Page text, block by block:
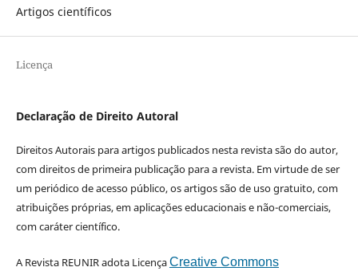
Artigos científicos
Licença
Declaração de Direito Autoral
Direitos Autorais para artigos publicados nesta revista são do autor,
com direitos de primeira publicação para a revista. Em virtude de ser
um periódico de acesso público, os artigos são de uso gratuito, com
atribuições próprias, em aplicações educacionais e não-comerciais,
com caráter científico.
A Revista REUNIR adota LicençaCreative Commons